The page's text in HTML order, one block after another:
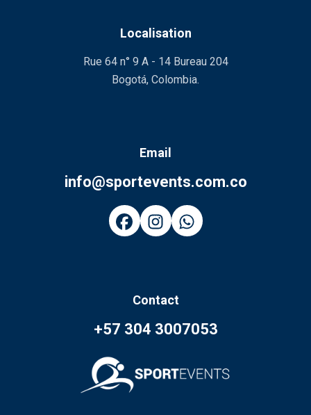
Localisation
Rue 64 n° 9 A - 14 Bureau 204
Bogotá, Colombia.
Email
info@sportevents.com.co
Contact
+57 304 3007053